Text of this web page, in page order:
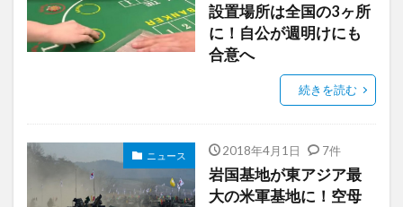
設置場所は全国の3ヶ所
に！自公が週明けにも
合意へ
続きを読む
ニュース 2018年4月1日 7件
岩国基地が東アジア最
大の米軍基地に！空母